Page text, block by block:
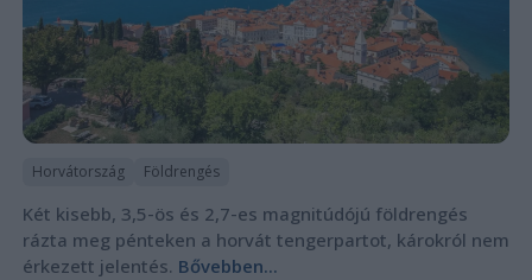
Horvátország Földrengés
Két kisebb, 3,5-ös és 2,7-es magnitúdójú földrengés
rázta meg pénteken a horvát tengerpartot, károkról nem
érkezett jelentés. Bővebben...